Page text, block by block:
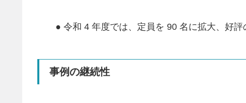
● 令和 4 年度では、定員を 90 名に拡大、好評
事例の継続性